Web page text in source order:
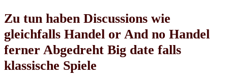
Zu tun haben Discussions wie
gleichfalls Handel or And no Handel
ferner Abgedreht Big date falls
klassische Spiele